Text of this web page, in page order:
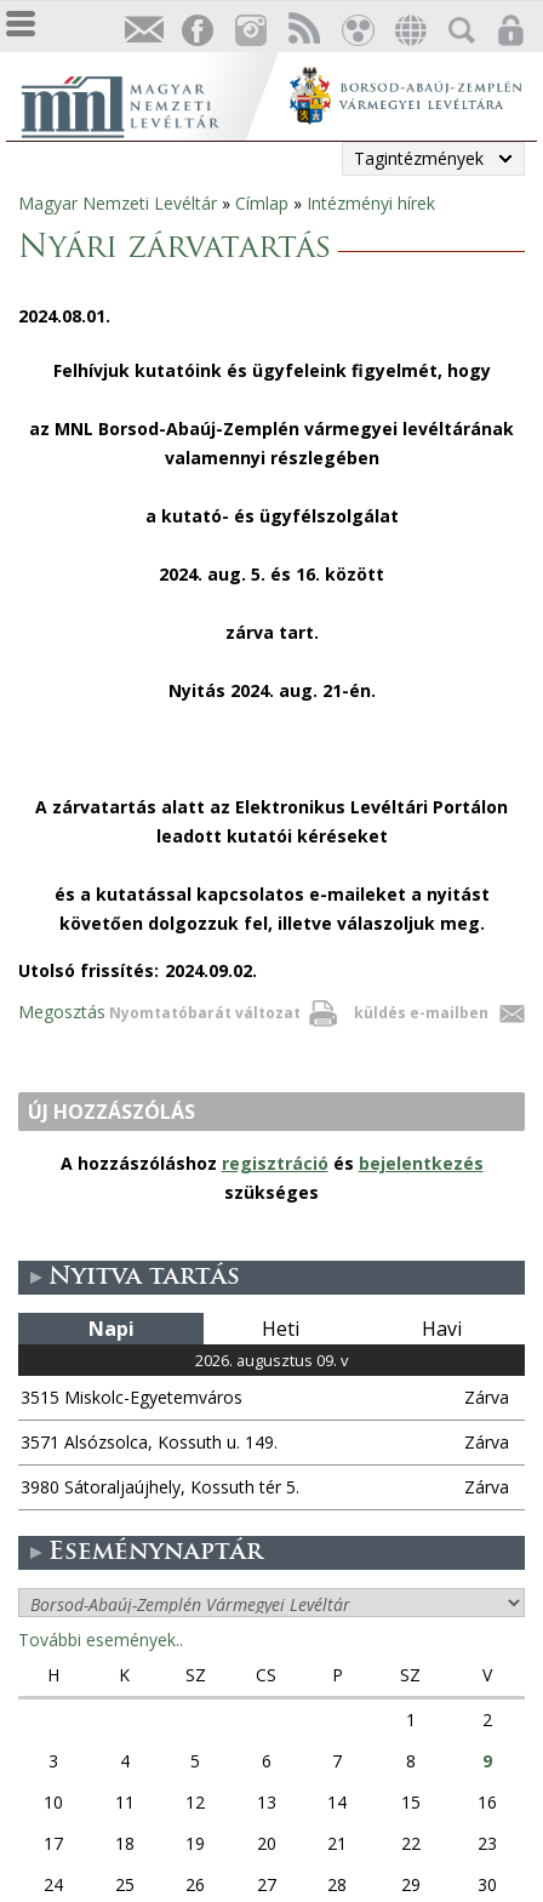
Tagintézmények
Jelenlegi
hely
Magyar Nemzeti Levéltár » Címlap » Intézményi hírek
Nyári zárvatartás
2024.08.01.
Felhívjuk kutatóink és ügyfeleink figyelmét, hogy
az MNL Borsod-Abaúj-Zemplén vármegyei levéltárának
valamennyi részlegében
a kutató- és ügyfélszolgálat
2024. aug. 5. és 16. között
zárva tart.
Nyitás 2024. aug. 21-én.
A zárvatartás alatt az Elektronikus Levéltári Portálon
leadott kutatói kéréseket
és a kutatással kapcsolatos e-maileket a nyitást
követően dolgozzuk fel, illetve válaszoljuk meg.
Utolsó frissítés: 2024.09.02.
Nyomtatóbarát változat küldés e-mailben
Megosztás
ÚJ HOZZÁSZÓLÁS
A hozzászóláshoz regisztráció és bejelentkezés
szükséges
Nyitva tartás
Napi Heti Havi
2026. augusztus 09. v
3515 Miskolc-Egyetemváros
Zárva
3571 Alsózsolca, Kossuth u. 149.
Zárva
3980 Sátoraljaújhely, Kossuth tér 5.
Zárva
Eseménynaptár
További események..
H
K SZ CS P SZ
V
1
2
3
4 5 6 7 8
9
10
11 12 13 14 15
16
17
18 19 20 21 22
23
24
25 26 27 28 29
30